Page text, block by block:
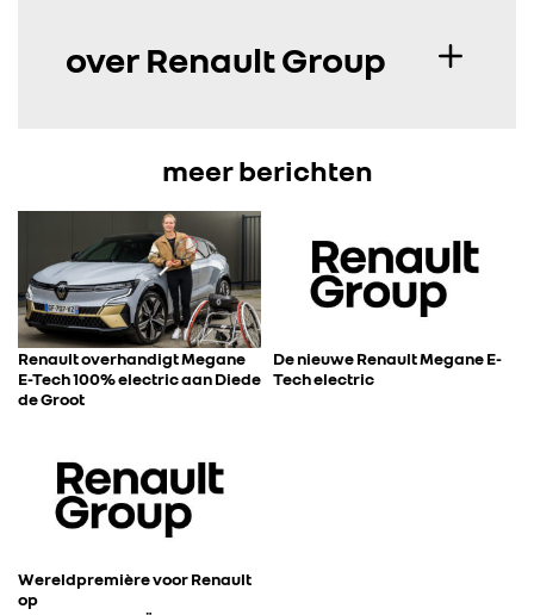
ALLIANCE
CONTACT
over Renault Group
meer berichten
Renault overhandigt Megane
E-Tech 100% electric aan Diede
de Groot
De nieuwe Renault Megane E-
Tech electric
Wereldpremière voor Renault
op